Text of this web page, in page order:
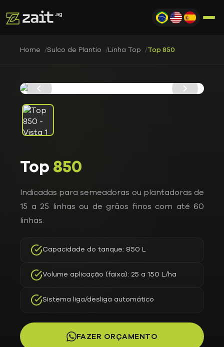
Home Sulco de Plantio Linha Top Top 850
Top 850
Indicadas para semeadoras ou plantadoras de
15 a 25 linhas ou de grãos finos com até 60
linhas.
Capacidade do tanque: 850 L
Volume aplicação (faixa): 25 a 150 L/ha
Sistema liga/desliga automático
FAZER ORÇAMENTO